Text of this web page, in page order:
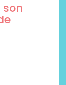
son